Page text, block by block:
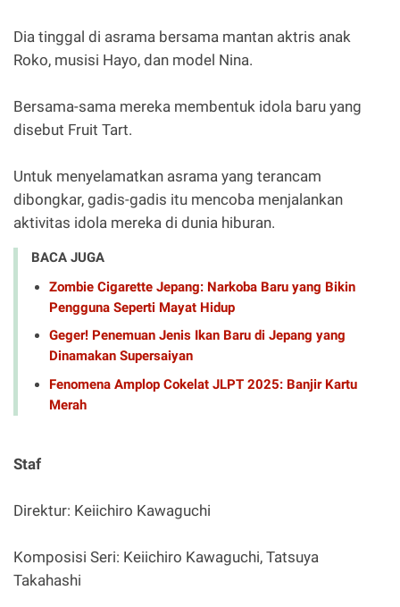
Dia tinggal di asrama bersama mantan aktris anak
Roko, musisi Hayo, dan model Nina.
Bersama-sama mereka membentuk idola baru yang
disebut Fruit Tart.
Untuk menyelamatkan asrama yang terancam
dibongkar, gadis-gadis itu mencoba menjalankan
aktivitas idola mereka di dunia hiburan.
BACA JUGA
Zombie Cigarette Jepang: Narkoba Baru yang Bikin
Pengguna Seperti Mayat Hidup
Geger! Penemuan Jenis Ikan Baru di Jepang yang
Dinamakan Supersaiyan
Fenomena Amplop Cokelat JLPT 2025: Banjir Kartu
Merah
Staf
Direktur: Keiichiro Kawaguchi
Komposisi Seri: Keiichiro Kawaguchi, Tatsuya
Takahashi